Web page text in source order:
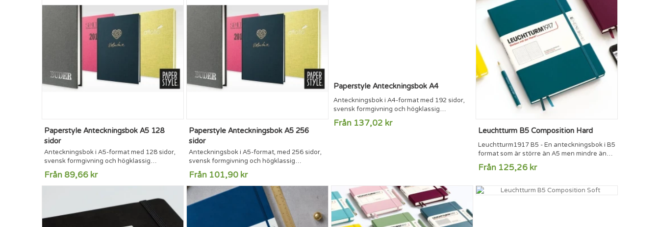
Paperstyle Anteckningsbok A5 128
sidor
Anteckningsbok i A5-format med 128 sidor,
svensk formgivning och högklassig
tillverkning. Produktionen sker i nära
samarbete med skickliga FSC®-certifierade
producenter.Anteckningsboken har
trendiga färger. Inlagan är trådbunden
bokbunden. Det exklusiva svenska papperet
är syrafritt och åldersbeständigt och har...
Från 89,66 kr
Paperstyle Anteckningsbok A5 256
sidor
Anteckningsbok i A5-format, med 256 sidor,
svensk formgivning och högklassig
tillverkning. Produktionen sker i nära
samarbete med skickliga FSC®-certifierade
producenter.Anteckningsboken har
textilomslag och finns i både klassiska och
trendiga färger. Inlagan är trådbunden
bokbunden. Det exklusiva svenska papperet
är syrafritt och åldersbeständigt och har...
Från 101,90 kr
Paperstyle Anteckningsbok A4
Anteckningsbok i A4-format med 192 sidor,
svensk formgivning och högklassig
tillverkning. Produktionen sker i nära
samarbete med skickliga FSC®-certifierade
Från 137,02 kr
Leuchtturm B5 Composition Hard
Leuchtturm1917 B5 - En anteckningsbok i B5
format som är större än A5 men mindre än
A4.219 numrerade sidor8 perforerade och
löstagbara sidorInnerfickaSida för
håller ihop
Från 125,26 kr